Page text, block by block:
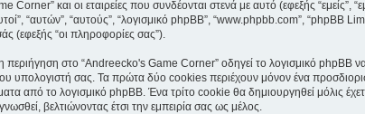
και οι εταιρείες που συνδέονται στενά με αυτό (εφεξής “εμείς”,
“αυτών”, “αυτούς”, “λογισμικό phpBB”, “www.phpbb.com”, “phpBB
(εφεξής “οι πληροφορίες σας”).
στο “Andreecko's Game Corner” οδηγεί το λογισμικό phpBB να
υπολογιστή σας. Τα πρώτα δύο cookies περιέχουν μόνον ένα
από το λογισμικό phpBB. Ένα τρίτο cookie θα δημιουργηθεί μόλις
βελτιώνοντας έτσι την εμπειρία σας ως μέλος.